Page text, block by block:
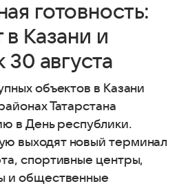
готовность:
Казани и
30 августа
объектов в Казани
Татарстана
в День республики.
выходят новый терминал
спортивные центры,
и общественные